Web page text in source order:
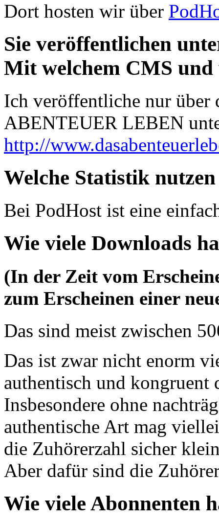
Dort hosten wir über
Sie veröffentlichen
Mit welchem CMS und
Ich veröffentliche nur über
ABENTEUER LEBEN
http://
Welche Statistik nutzen
Bei PodHost ist eine
Wie viele Downloads
(In der Zeit vom
zum Erscheinen einer
Das sind meist zwischen
Das ist zwar nicht enorm
authentisch und kongruent
Insbesondere ohne
authentische Art mag
die Zuhörerzahl sicher
Aber dafür sind die
Wie viele Abonnenten